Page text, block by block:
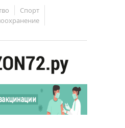
Спорт